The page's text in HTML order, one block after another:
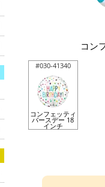
コン
#030-41340
コンフェッティ
バースデー 18
インチ